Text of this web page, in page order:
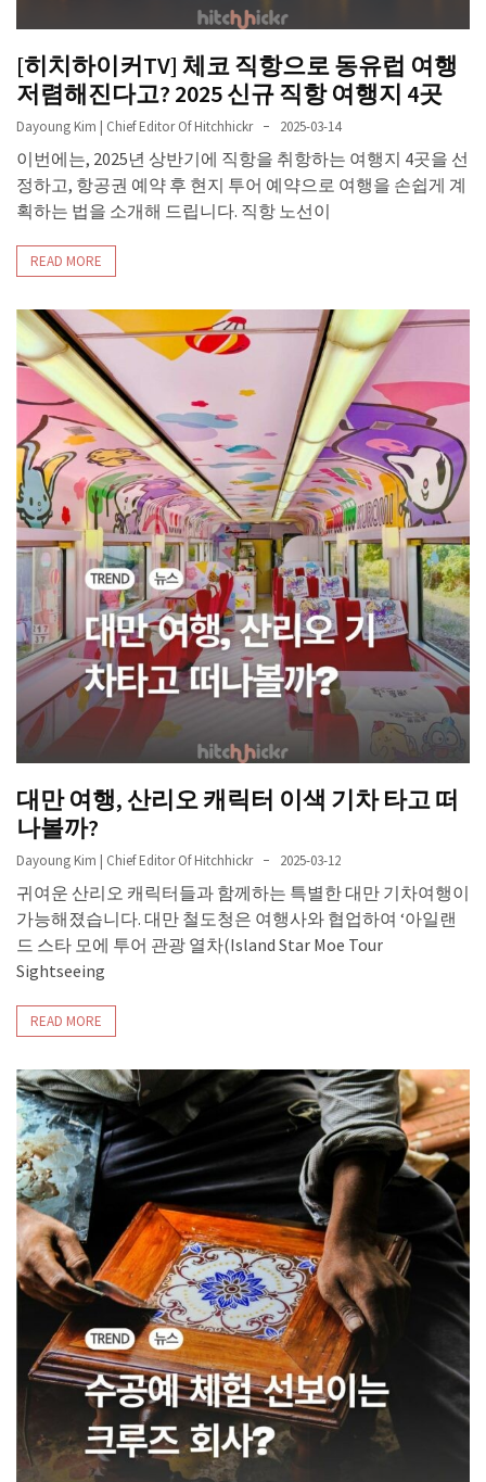
[히치하이커TV] 체코 직항으로 동유럽 여행
저렴해진다고? 2025 신규 직항 여행지 4곳
Dayoung Kim | Chief Editor Of Hitchhickr 2025-03-14
이번에는, 2025년 상반기에 직항을 취항하는 여행지 4곳을 선
정하고, 항공권 예약 후 현지 투어 예약으로 여행을 손쉽게 계
획하는 법을 소개해 드립니다. 직항 노선이
READ MORE
대만 여행, 산리오 캐릭터 이색 기차 타고 떠
나볼까?
Dayoung Kim | Chief Editor Of Hitchhickr 2025-03-12
귀여운 산리오 캐릭터들과 함께하는 특별한 대만 기차여행이
가능해졌습니다. 대만 철도청은 여행사와 협업하여 ‘아일랜
드 스타 모에 투어 관광 열차(Island Star Moe Tour
Sightseeing
READ MORE